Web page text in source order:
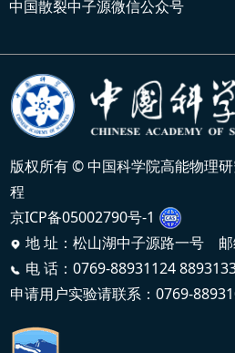
中国散裂中子源微信公众号
版权所有 © 中国科学院高能物理
程
京ICP备05002790号-1
地 址：松山湖中子源路一号
电 话：0769-88931124
申请用户实验请联系：0769-